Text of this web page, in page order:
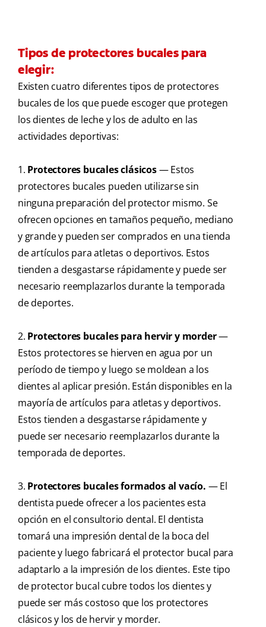
Tipos de protectores bucales para
elegir:
Existen cuatro diferentes tipos de protectores
bucales de los que puede escoger que protegen
los dientes de leche y los de adulto en las
actividades deportivas:
1. Protectores bucales clásicos— Estos
protectores bucales pueden utilizarse sin
ninguna preparación del protector mismo. Se
ofrecen opciones en tamaños pequeño, mediano
y grande y pueden ser comprados en una tienda
de artículos para atletas o deportivos. Estos
tienden a desgastarse rápidamente y puede ser
necesario reemplazarlos durante la temporada
de deportes.
2. Protectores bucales para hervir y morder—
Estos protectores se hierven en agua por un
período de tiempo y luego se moldean a los
dientes al aplicar presión. Están disponibles en la
mayoría de artículos para atletas y deportivos.
Estos tienden a desgastarse rápidamente y
puede ser necesario reemplazarlos durante la
temporada de deportes.
3. Protectores bucales formados al vacío. — El
dentista puede ofrecer a los pacientes esta
opción en el consultorio dental. El dentista
tomará una impresión dental de la boca del
paciente y luego fabricará el protector bucal para
adaptarlo a la impresión de los dientes. Este tipo
de protector bucal cubre todos los dientes y
puede ser más costoso que los protectores
clásicos y los de hervir y morder.